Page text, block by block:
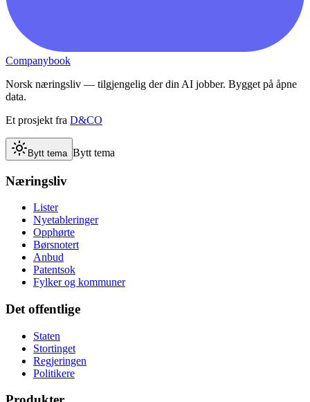
Companybook
Norsk næringsliv — tilgjengelig der din AI jobber. Bygget på åpne
data.
Et prosjekt fra D&CO
Bytt tema Bytt tema
Næringsliv
Lister
Nyetableringer
Opphørte
Børsnotert
Anbud
Patentsok
Fylker og kommuner
Det offentlige
Staten
Stortinget
Regjeringen
Politikere